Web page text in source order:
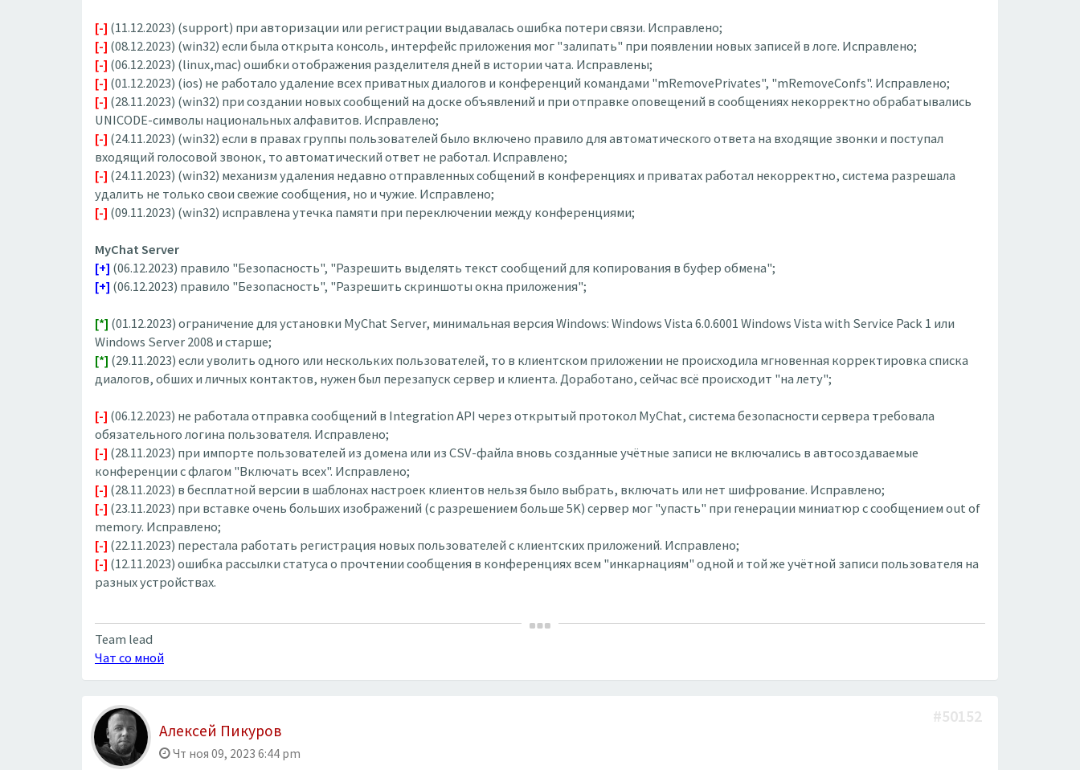
[-] (11.12.2023) (support) при авторизации или регистрации выдавалась ошибка потери связи. Исправлено;
[-] (08.12.2023) (win32) если была открыта консоль, интерфейс приложения мог "залипать" при появлении новых записей в логе. Исправлено;
[-] (06.12.2023) (linux,mac) ошибки отображения разделителя дней в истории чата. Исправлены;
[-] (01.12.2023) (ios) не работало удаление всех приватных диалогов и конференций командами "mRemovePrivates", "mRemoveConfs". Исправлено;
[-] (28.11.2023) (win32) при создании новых сообщений на доске объявлений и при отправке оповещений в сообщениях некорректно обрабатывались
UNICODE-символы национальных алфавитов. Исправлено;
[-] (24.11.2023) (win32) если в правах группы пользователей было включено правило для автоматического ответа на входящие звонки и поступал
входящий голосовой звонок, то автоматический ответ не работал. Исправлено;
[-] (24.11.2023) (win32) механизм удаления недавно отправленных собщений в конференциях и приватах работал некорректно, система разрешала
удалить не только свои свежие сообщения, но и чужие. Исправлено;
[-] (09.11.2023) (win32) исправлена утечка памяти при переключении между конференциями;
MyChat Server
[+] (06.12.2023) правило "Безопасность", "Разрешить выделять текст сообщений для копирования в буфер обмена";
[+] (06.12.2023) правило "Безопасность", "Разрешить скриншоты окна приложения";
[*] (01.12.2023) ограничение для установки MyChat Server, минимальная версия Windows: Windows Vista 6.0.6001 Windows Vista with Service Pack 1 или
Windows Server 2008 и старше;
[*] (29.11.2023) если уволить одного или нескольких пользователей, то в клиентском приложении не происходила мгновенная корректировка списка
диалогов, обших и личных контактов, нужен был перезапуск сервер и клиента. Доработано, сейчас всё происходит "на лету";
[-] (06.12.2023) не работала отправка сообщений в Integration API через открытый протокол MyChat, система безопасности сервера требовала
обязательного логина пользователя. Исправлено;
[-] (28.11.2023) при импорте пользователей из домена или из CSV-файла вновь созданные учётные записи не включались в автосоздаваемые
конференции с флагом "Включать всех". Исправлено;
[-] (28.11.2023) в бесплатной версии в шаблонах настроек клиентов нельзя было выбрать, включать или нет шифрование. Исправлено;
[-] (23.11.2023) при вставке очень больших изображений (с разрешением больше 5K) сервер мог "упасть" при генерации миниатюр с сообщением out of
memory. Исправлено;
[-] (22.11.2023) перестала работать регистрация новых пользователей с клиентских приложений. Исправлено;
[-] (12.11.2023) ошибка рассылки статуса о прочтении сообщения в конференциях всем "инкарнациям" одной и той же учётной записи пользователя на
разных устройствах.
Team lead
Чат со мной
Алексей Пикуров
Чт ноя 09, 2023 6:44 pm
#50152